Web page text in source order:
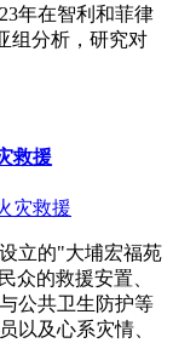
年在智利和菲律
组分析，研究对
救援
立的"大埔宏福苑
众的救援安置、
公共卫生防护等
以及心系灾情、